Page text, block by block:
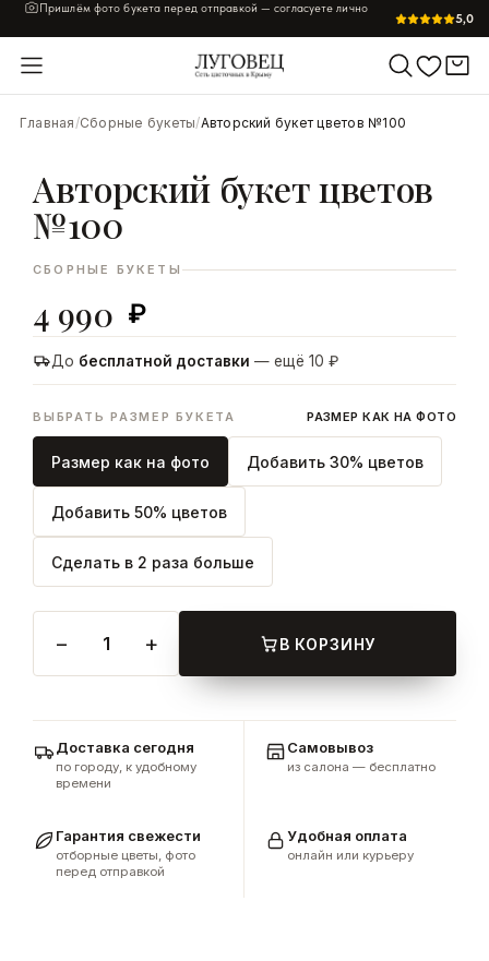
Пришлём фото букета перед отправкой — согласуете лично
5,0
Главная/Сборные букеты/Авторский букет цветов №100
Авторский букет цветов
№100
СБОРНЫЕ БУКЕТЫ
4 990 ₽
До бесплатной доставки — ещё 10 ₽
ВЫБРАТЬ РАЗМЕР БУКЕТА РАЗМЕР КАК НА ФОТО
Размер как на фото Добавить 30% цветов
Добавить 50% цветов
Сделать в 2 раза больше
− 1 + В КОРЗИНУ
Доставка сегодня
по городу, к удобному
времени
Самовывоз
из салона — бесплатно
Гарантия свежести
отборные цветы, фото
перед отправкой
Удобная оплата
онлайн или курьеру